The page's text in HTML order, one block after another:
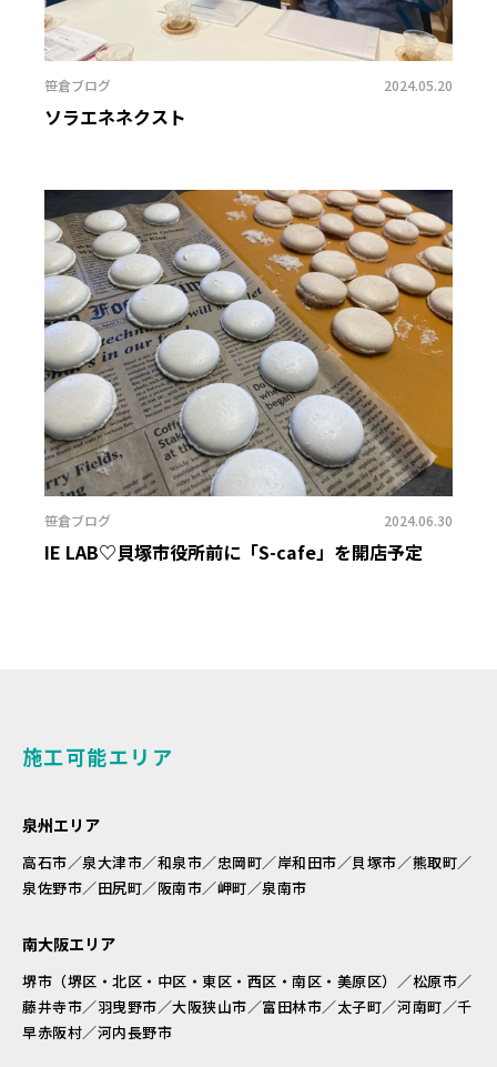
笹倉ブログ 2024.05.20
ソラエネネクスト
笹倉ブログ 2024.06.30
IE LAB♡貝塚市役所前に「S-cafe」を開店予定
施工可能エリア
泉州エリア
高石市／泉大津市／和泉市／忠岡町／岸和田市／貝塚市／熊取町／
泉佐野市／田尻町／阪南市／岬町／泉南市
南大阪エリア
堺市（堺区・北区・中区・東区・西区・南区・美原区）／松原市／
藤井寺市／羽曳野市／大阪狭山市／富田林市／太子町／河南町／千
早赤阪村／河内長野市